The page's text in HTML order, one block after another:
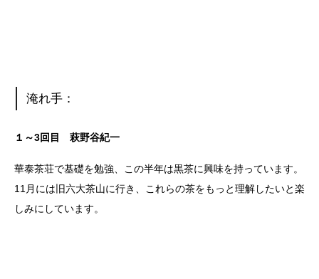
淹れ手：
１～3回目 萩野谷紀一
華泰茶荘で基礎を勉強、この半年は黒茶に興味を持っています。
11月には旧六大茶山に行き、これらの茶をもっと理解したいと楽
しみにしています。